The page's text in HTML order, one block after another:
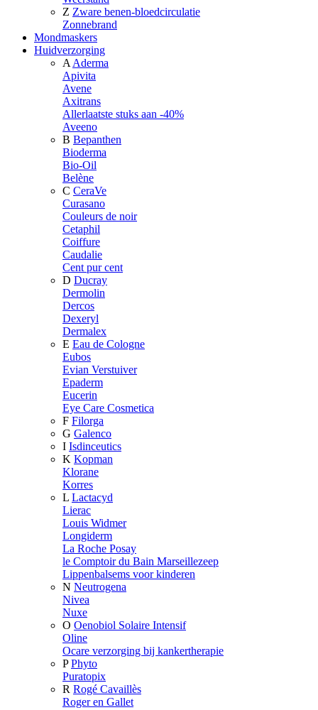
Z Zware benen-bloedcirculatie
Zonnebrand
Mondmaskers
Huidverzorging
A Aderma
Apivita
Avene
Axitrans
Allerlaatste stuks aan -40%
Aveeno
B Bepanthen
Bioderma
Bio-Oil
Belène
C CeraVe
Curasano
Couleurs de noir
Cetaphil
Coiffure
Caudalie
Cent pur cent
D Ducray
Dermolin
Dercos
Dexeryl
Dermalex
E Eau de Cologne
Eubos
Evian Verstuiver
Epaderm
Eucerin
Eye Care Cosmetica
F Filorga
G Galenco
I Isdinceutics
K Kopman
Klorane
Korres
L Lactacyd
Lierac
Louis Widmer
Longiderm
La Roche Posay
le Comptoir du Bain Marseillezeep
Lippenbalsems voor kinderen
N Neutrogena
Nivea
Nuxe
O Oenobiol Solaire Intensif
Oline
Ocare verzorging bij kankertherapie
P Phyto
Puratopix
R Rogé Cavaillès
Roger en Gallet